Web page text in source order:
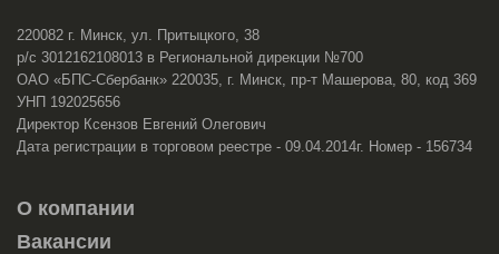
220082 г. Минск, ул. Притыцкого, 38
р/с 3012162108013 в Региональной дирекции №700
ОАО «БПС-Сбербанк» 220035, г. Минск, пр-т Машерова, 80, код 369
УНП 192025656
Директор Ксензов Евгений Олегович
Дата регистрации в торговом реестре - 09.04.2014г. Номер - 156734
О компании
Вакансии